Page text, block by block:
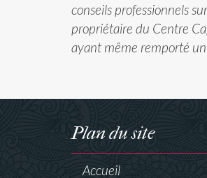
conseils professionnels
propriétaire du Centre
ayant même remporté
Plan du site
Accueil